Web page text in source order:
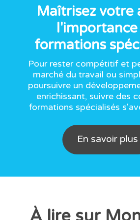
Maîtrisez votre
l'importance
formations
Pour rester compétitif et
marché du travail ou
poursuivre un
enrichissant, suivre des
formations spécialisés
En savoir plus